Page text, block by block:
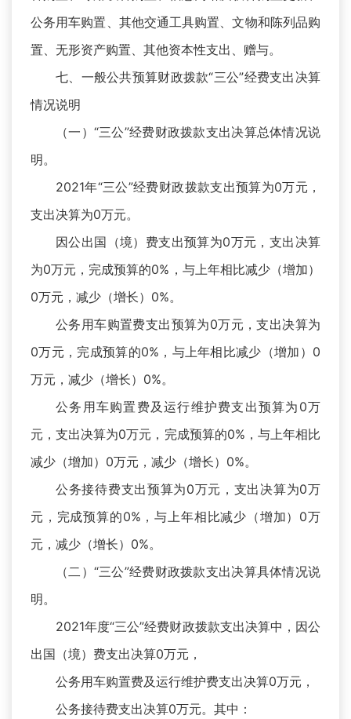
公务用车购置、其他交通工具购置、文物和陈列品购
置、无形资产购置、其他资本性支出、赠与。
七、一般公共预算财政拨款“三公”经费支出决算
情况说明
（一）“三公”经费财政拨款支出决算总体情况说
明。
2021年“三公”经费财政拨款支出预算为0万元，
支出决算为0万元。
因公出国（境）费支出预算为0万元，支出决算
为0万元，完成预算的0%，与上年相比减少（增加）
0万元，减少（增长）0%。
公务用车购置费支出预算为0万元，支出决算为
0万元，完成预算的0%，与上年相比减少（增加）0
万元，减少（增长）0%。
公务用车购置费及运行维护费支出预算为0万
元，支出决算为0万元，完成预算的0%，与上年相比
减少（增加）0万元，减少（增长）0%。
公务接待费支出预算为0万元，支出决算为0万
元，完成预算的0%，与上年相比减少（增加）0万
元，减少（增长）0%。
（二）“三公”经费财政拨款支出决算具体情况说
明。
2021年度“三公”经费财政拨款支出决算中，因公
出国（境）费支出决算0万元，
公务用车购置费及运行维护费支出决算0万元，
公务接待费支出决算0万元。其中：